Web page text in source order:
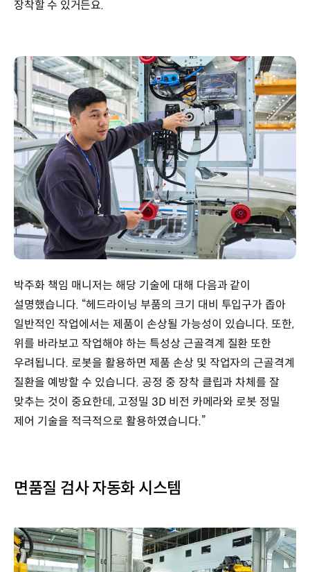
장착할 수 있거든요.
박주화 책임 매니저는 해당 기술에 대해 다음과 같이
설명했습니다. “헤드라이닝 부품의 크기 대비 투입구가 좁아
일반적인 작업에서는 제품이 손상될 가능성이 있습니다. 또한,
위를 바라보고 작업해야 하는 특성상 근골격계 질환 또한
우려됩니다. 로봇을 활용하면 제품 손상 및 작업자의 근골격계
질환을 예방할 수 있습니다. 공정 중 장착 클립과 차체를 잘
맞추는 것이 중요한데, 고정밀 3D 비전 카메라와 로봇 정밀
제어 기술을 적극적으로 활용하였습니다.”
면품질 검사 자동화 시스템